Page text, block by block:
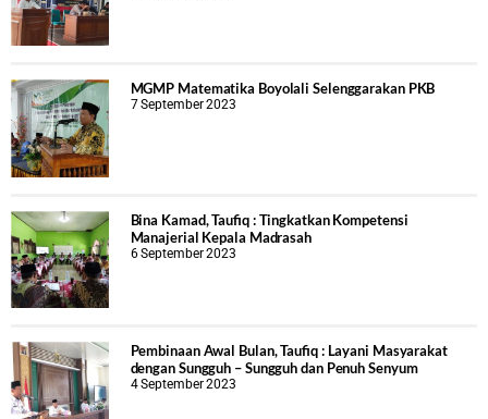
MGMP Matematika Boyolali Selenggarakan PKB
7 September 2023
Bina Kamad, Taufiq : Tingkatkan Kompetensi
Manajerial Kepala Madrasah
6 September 2023
Pembinaan Awal Bulan, Taufiq : Layani Masyarakat
dengan Sungguh – Sungguh dan Penuh Senyum
4 September 2023